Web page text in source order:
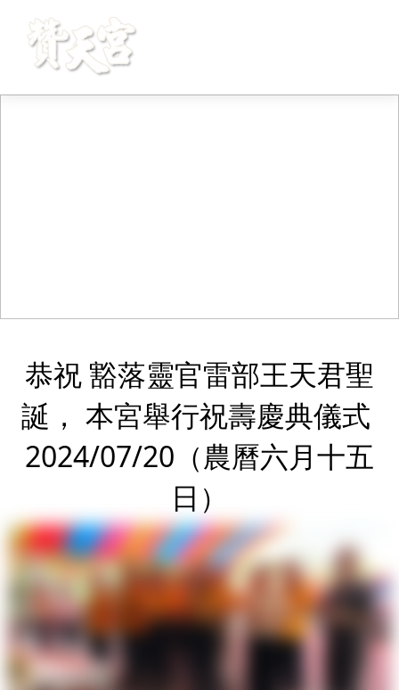
恭祝 豁落靈官雷部王天君聖
誕， 本宮舉行祝壽慶典儀式
2024/07/20（農曆六月十五
日）